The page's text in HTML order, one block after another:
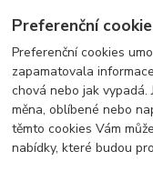
Preferenční
Preferenční cookies
zapamatovala
chová nebo jak
měna, oblíbené nebo
těmto cookies Vám
nabídky, které budou